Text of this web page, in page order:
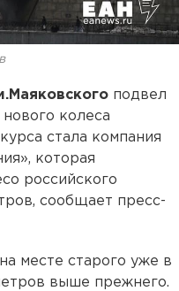
подвел
колеса
стала компания
которая
российского
сообщает пресс-
месте старого уже в
выше прежнего.